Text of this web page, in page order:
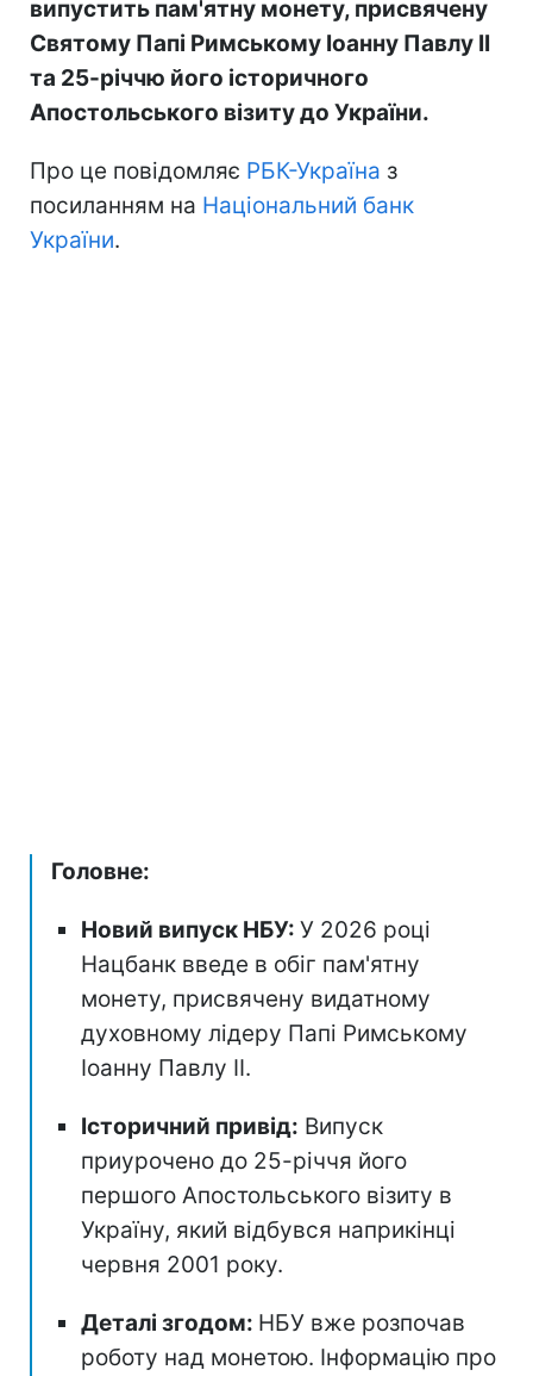
випустить пам'ятну монету, присвячену
Святому Папі Римському Іоанну Павлу II
та 25-річчю його історичного
Апостольського візиту до України.
Про це повідомляє РБК-Україна з
посиланням на Національний банк
України.
Головне:
Новий випуск НБУ: У 2026 році
Нацбанк введе в обіг пам'ятну
монету, присвячену видатному
духовному лідеру Папі Римському
Іоанну Павлу II.
Історичний привід: Випуск
приурочено до 25-річчя його
першого Апостольського візиту в
Україну, який відбувся наприкінці
червня 2001 року.
Деталі згодом: НБУ вже розпочав
роботу над монетою. Інформацію про